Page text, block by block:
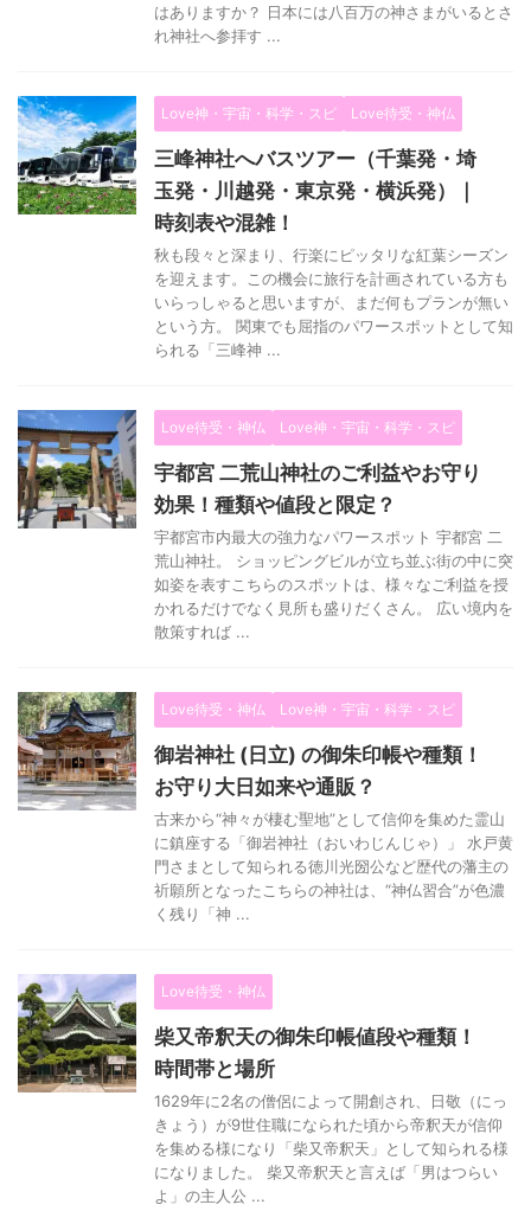
はありますか？ 日本には八百万の神さまがいるとさ
れ神社へ参拝す ...
Love神・宇宙・科学・スピ Love待受・神仏
三峰神社へバスツアー（千葉発・埼
玉発・川越発・東京発・横浜発）｜
時刻表や混雑！
秋も段々と深まり、行楽にピッタリな紅葉シーズン
を迎えます。この機会に旅行を計画されている方も
いらっしゃると思いますが、まだ何もプランが無い
という方。 関東でも屈指のパワースポットとして知
られる「三峰神 ...
Love待受・神仏 Love神・宇宙・科学・スピ
宇都宮 二荒山神社のご利益やお守り
効果！種類や値段と限定？
宇都宮市内最大の強力なパワースポット 宇都宮 二
荒山神社。 ショッピングビルが立ち並ぶ街の中に突
如姿を表すこちらのスポットは、様々なご利益を授
かれるだけでなく見所も盛りだくさん。 広い境内を
散策すれば ...
Love待受・神仏 Love神・宇宙・科学・スピ
御岩神社 (日立) の御朱印帳や種類！
お守り大日如来や通販？
古来から“神々が棲む聖地”として信仰を集めた霊山
に鎮座する「御岩神社（おいわじんじゃ）」 水戸黄
門さまとして知られる徳川光圀公など歴代の藩主の
祈願所となったこちらの神社は、“神仏習合”が色濃
く残り「神 ...
Love待受・神仏
柴又帝釈天の御朱印帳値段や種類！
時間帯と場所
1629年に2名の僧侶によって開創され、日敬（にっ
きょう）が9世住職になられた頃から帝釈天が信仰
を集める様になり「柴又帝釈天」として知られる様
になりました。 柴又帝釈天と言えば「男はつらい
よ」の主人公 ...